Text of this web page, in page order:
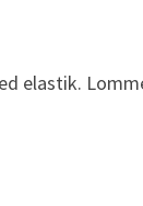
elastik.